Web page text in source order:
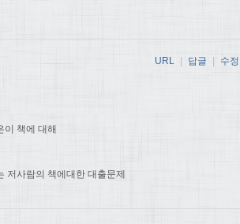
이 책에 대해
저사람의 책에대한 대출문제
URL 답글 수정